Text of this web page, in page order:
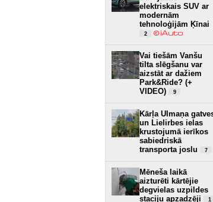
elektriskais SUV ar
modernām
tehnoloģijām Ķīnai
2
Vai tiešām Vanšu
tilta slēgšanu var
aizstāt ar dažiem
Park&Ride? (+
VIDEO)
9
Kārļa Ulmaņa
un Lielirbes ielas
krustojumā ierīkos
sabiedriskā
transporta joslu
7
Mēneša laikā
aizturēti kārtējie
degvielas uzpildes
staciju apzadzēji
1